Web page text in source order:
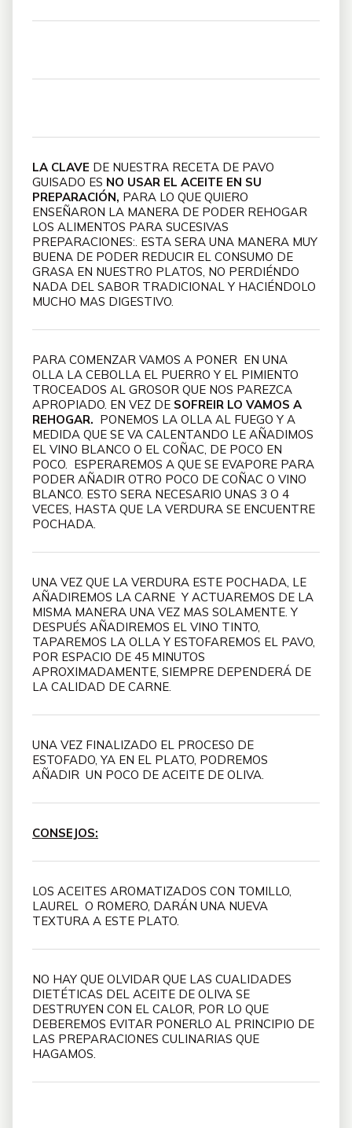
LA CLAVE DE NUESTRA RECETA DE PAVO
GUISADO ES NO USAR EL ACEITE EN SU
PREPARACIÓN, PARA LO QUE QUIERO
ENSEÑARON LA MANERA DE PODER REHOGAR
LOS ALIMENTOS PARA SUCESIVAS
PREPARACIONES:. ESTA SERA UNA MANERA MUY
BUENA DE PODER REDUCIR EL CONSUMO DE
GRASA EN NUESTRO PLATOS, NO PERDIÉNDO
NADA DEL SABOR TRADICIONAL Y HACIÉNDOLO
MUCHO MAS DIGESTIVO.
PARA COMENZAR VAMOS A PONER EN UNA
OLLA LA CEBOLLA EL PUERRO Y EL PIMIENTO
TROCEADOS AL GROSOR QUE NOS PAREZCA
APROPIADO. EN VEZ DE SOFREIR LO VAMOS A
REHOGAR. PONEMOS LA OLLA AL FUEGO Y A
MEDIDA QUE SE VA CALENTANDO LE AÑADIMOS
EL VINO BLANCO O EL COÑAC, DE POCO EN
POCO. ESPERAREMOS A QUE SE EVAPORE PARA
PODER AÑADIR OTRO POCO DE COÑAC O VINO
BLANCO. ESTO SERA NECESARIO UNAS 3 O 4
VECES, HASTA QUE LA VERDURA SE ENCUENTRE
POCHADA.
UNA VEZ QUE LA VERDURA ESTE POCHADA, LE
AÑADIREMOS LA CARNE Y ACTUAREMOS DE LA
MISMA MANERA UNA VEZ MAS SOLAMENTE. Y
DESPUÉS AÑADIREMOS EL VINO TINTO,
TAPAREMOS LA OLLA Y ESTOFAREMOS EL PAVO,
POR ESPACIO DE 45 MINUTOS
APROXIMADAMENTE, SIEMPRE DEPENDERÁ DE
LA CALIDAD DE CARNE.
UNA VEZ FINALIZADO EL PROCESO DE
ESTOFADO, YA EN EL PLATO, PODREMOS
AÑADIR UN POCO DE ACEITE DE OLIVA.
CONSEJOS:
LOS ACEITES AROMATIZADOS CON TOMILLO,
LAUREL O ROMERO, DARÁN UNA NUEVA
TEXTURA A ESTE PLATO.
NO HAY QUE OLVIDAR QUE LAS CUALIDADES
DIETÉTICAS DEL ACEITE DE OLIVA SE
DESTRUYEN CON EL CALOR, POR LO QUE
DEBEREMOS EVITAR PONERLO AL PRINCIPIO DE
LAS PREPARACIONES CULINARIAS QUE
HAGAMOS.